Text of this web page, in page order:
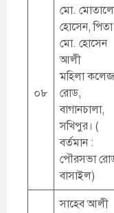
০৮
মো.
হোসেন,
মো. হোসেন
আলী
মহিলা কলেজ
রোড,
বাগানচালা,
সখিপুর। (
বর্তমান :
পৌরসভা
বাসাইল)
সাহেব আলী